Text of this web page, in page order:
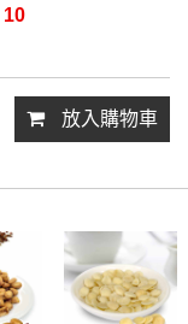
10
放入購物車